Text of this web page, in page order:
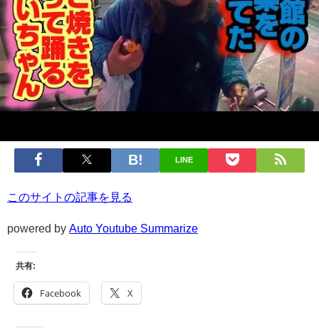
LINE
このサイトの記事を見る
powered by Auto Youtube Summarize
共有:
Facebook X